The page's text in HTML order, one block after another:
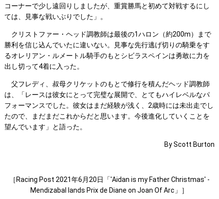
コーナーで少し遠回りしましたが、重賞勝馬と初めて対戦するにし
ては、見事な戦いぶりでした」。
クリストファー・ヘッド調教師は最後の1ハロン（約200m）まで
勝利を信じ込んでいたに違いない。見事な先行逃げ切りの騎乗をす
るオレリアン・ルメートル騎手のもとシビラスペインは勇敢に力を
出し切って4着に入った。
父フレディ、叔母クリケットのもとで修行を積んだヘッド調教師
は、「レースは彼女にとって完璧な展開で、とてもハイレベルなパ
フォーマンスでした。彼女はまだ経験が浅く、2歳時には未出走でし
たので、まだまだこれからだと思います。今後進化していくことを
望んでいます」と語った。
By Scott Burton
［Racing Post 2021年6月20日「'Aidan is my Father Christmas' -
Mendizabal lands Prix de Diane on Joan Of Arc」］